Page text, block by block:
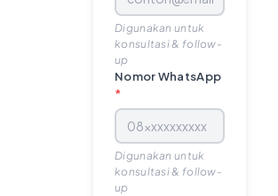
Digunakan untuk
konsultasi & follow-
up
Nomor WhatsApp
*
Digunakan untuk
konsultasi & follow-
up